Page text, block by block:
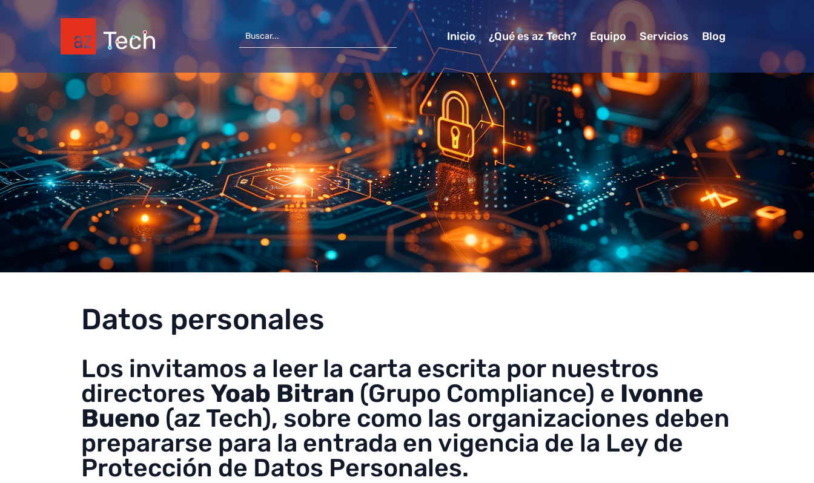
Inicio ¿Qué es az Tech? Equipo Servicios Blog
Datos personales
Los invitamos a leer la carta escrita por nuestros
directoresYoab Bitran (Grupo Compliance) e Ivonne
Bueno (az Tech), sobre como las organizaciones deben
prepararse para la entrada en vigencia de la Ley de
Protección de Datos Personales.